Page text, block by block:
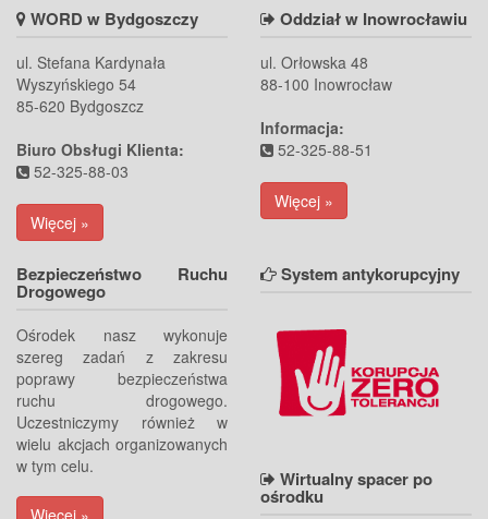
WORD w Bydgoszczy
ul. Stefana Kardynała
Wyszyńskiego 54
85-620 Bydgoszcz
Biuro Obsługi Klienta:
52-325-88-03
Więcej »
Oddział w Inowrocławiu
ul. Orłowska 48
88-100 Inowrocław
Informacja:
52-325-88-51
Więcej »
Bezpieczeństwo Ruchu
Drogowego
Ośrodek nasz wykonuje
szereg zadań z zakresu
poprawy bezpieczeństwa
ruchu drogowego.
Uczestniczymy również w
wielu akcjach organizowanych
w tym celu.
Więcej »
System antykorupcyjny
Wirtualny spacer po
ośrodku